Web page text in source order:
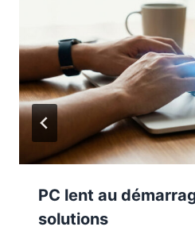
PC lent au
solutions